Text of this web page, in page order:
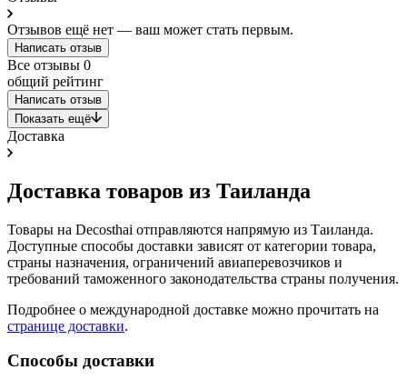
Отзывов ещё нет — ваш может стать первым.
Написать отзыв
Все отзывы 0
общий рейтинг
Написать отзыв
Показать ещё
Доставка
Доставка товаров из Таиланда
Товары на Decosthai отправляются напрямую из Таиланда.
Доступные способы доставки зависят от категории товара,
страны назначения, ограничений авиаперевозчиков и
требований таможенного законодательства страны получения.
Подробнее о международной доставке можно прочитать на
странице доставки.
Способы доставки